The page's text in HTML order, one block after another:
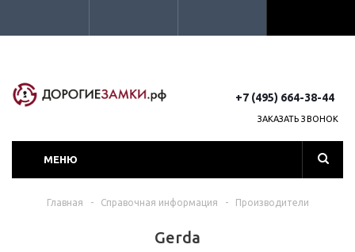
+7 (495) 664-38-44
ЗАКАЗАТЬ ЗВОНОК
МЕНЮ
Главная - Справочная информация - Производители
Gerda